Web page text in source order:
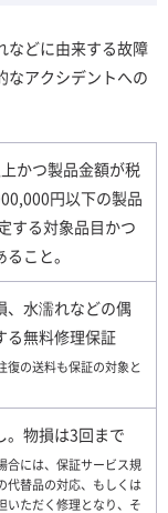
などに由来する故障
なアクシデントへの
かつ製品金額が税
円以下の製品
する対象品目かつ
こと。
、水濡れなどの偶
る無料修理保証
の送料も保証の対象と
。物損は3回まで
には、保証サービス規
代替品の対応、もしくは
いただく修理となり、そ